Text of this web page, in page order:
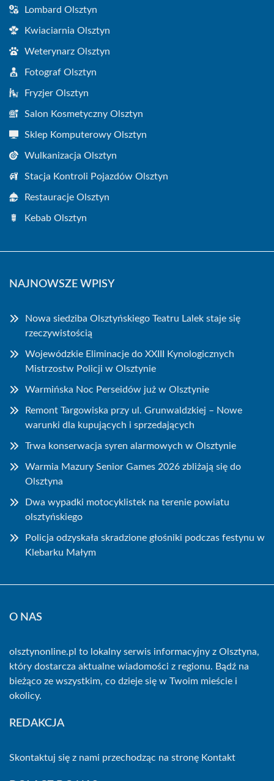
Lombard Olsztyn
Kwiaciarnia Olsztyn
Weterynarz Olsztyn
Fotograf Olsztyn
Fryzjer Olsztyn
Salon Kosmetyczny Olsztyn
Sklep Komputerowy Olsztyn
Wulkanizacja Olsztyn
Stacja Kontroli Pojazdów Olsztyn
Restauracje Olsztyn
Kebab Olsztyn
NAJNOWSZE WPISY
Nowa siedziba Olsztyńskiego Teatru Lalek staje się
rzeczywistością
Wojewódzkie Eliminacje do XXIII Kynologicznych
Mistrzostw Policji w Olsztynie
Warmińska Noc Perseidów już w Olsztynie
Remont Targowiska przy ul. Grunwaldzkiej – Nowe
warunki dla kupujących i sprzedających
Trwa konserwacja syren alarmowych w Olsztynie
Warmia Mazury Senior Games 2026 zbliżają się do
Olsztyna
Dwa wypadki motocyklistek na terenie powiatu
olsztyńskiego
Policja odzyskała skradzione głośniki podczas festynu w
Klebarku Małym
O NAS
olsztynonline.pl to lokalny serwis informacyjny z Olsztyna,
który dostarcza aktualne wiadomości z regionu. Bądź na
bieżąco ze wszystkim, co dzieje się w Twoim mieście i
okolicy.
REDAKCJA
Skontaktuj się z nami przechodząc na stronę Kontakt